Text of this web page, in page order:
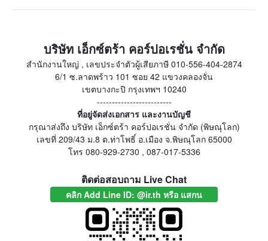
บริษัท เอ็กซ์ตร้า คอร์ปอเรชั่น จำกัด
สำนักงานใหญ่ , เลขประจำตัวผู้เสียภาษี 010-556-404-2874
6/1 ซ.ลาดพร้าว 101 ซอย 42 แขวงคลองจั่น
เขตบางกะปิ กรุงเทพฯ 10240
-------------------------
ที่อยู่จัดส่งเอกสาร และงานบัญชี
กรุณาส่งถึง บริษัท เอ็กซ์ตร้า คอร์ปอเรชั่น จำกัด (พิษณุโลก)
เลขที่ 209/43 ม.8 ต.ท่าโพธิ์ อ.เมือง จ.พิษณุโลก 65000
โทร 080-929-2730 , 087-017-5336
ติดต่อสอบถาม Live Chat
คลิก Add Line ID: @ir.th หรือ แสกน